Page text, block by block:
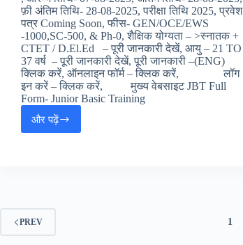
फ़ी अंतिम तिथि- 28-08-2025, परीक्षा तिथि 2025, प्रवेश
पत्र Coming Soon, फीस- GEN/OCE/EWS
-1000,SC-500, & Ph-0, शैक्षिक योग्यता – >स्नातक +
CTET / D.El.Ed – पूरी जानकारी देखें, आयु – 21 TO
37 वर्ष – पूरी जानकारी देखें, पूरी जानकारी –(ENG)
क्लिक करें, ऑनलाइन फॉर्म – क्लिक करें, लॉग
इन करें – क्लिक करें, मुख्य वेबसाइट JBT Full
Form- Junior Basic Training
और पढ़ेंChandigarh
PREV 1